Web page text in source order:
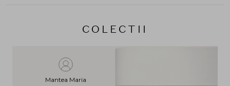
COLECTII
Mantea Maria